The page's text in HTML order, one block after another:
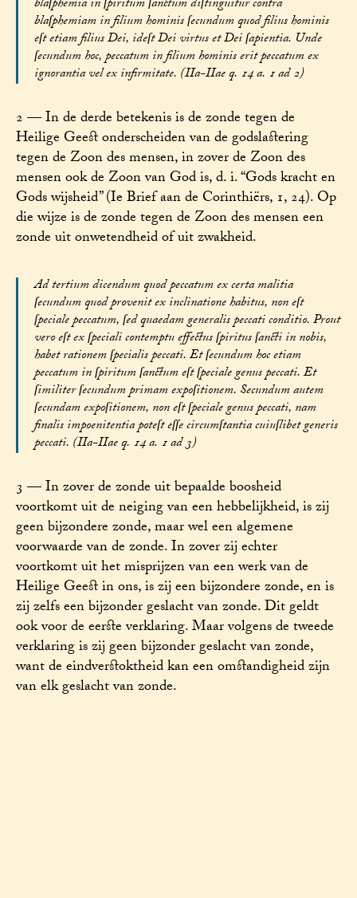
blaſphemiam in filium hominis ſecundum quod filius hominis
eſt etiam filius Dei, ideſt Dei virtus et Dei ſapientia. Unde
ſecundum hoc, peccatum in filium hominis erit peccatum ex
ignorantia vel ex infirmitate. (IIa-IIae q. 14 a. 1 ad 2)
2 — In de derde betekenis is de zonde tegen de
Heilige Geest onderscheiden van de godslastering
tegen de Zoon des mensen, in zover de Zoon des
mensen ook de Zoon van God is, d. i. “Gods kracht en
Gods wijsheid” (Ie Brief aan de Corinthiërs, 1, 24). Op
die wijze is de zonde tegen de Zoon des mensen een
zonde uit onwetendheid of uit zwakheid.
Ad tertium dicendum quod peccatum ex certa malitia
ſecundum quod provenit ex inclinatione habitus, non eſt
ſpeciale peccatum, ſed quaedam generalis peccati conditio. Prout
vero eſt ex ſpeciali contemptu effectus ſpiritus ſancti in nobis,
habet rationem ſpecialis peccati. Et ſecundum hoc etiam
peccatum in ſpiritum ſanctum eſt ſpeciale genus peccati. Et
ſimiliter ſecundum primam expoſitionem. Secundum autem
ſecundam expoſitionem, non eſt ſpeciale genus peccati, nam
finalis impoenitentia poteſt eſſe circumſtantia cuiuſlibet generis
peccati. (IIa-IIae q. 14 a. 1 ad 3)
3 — In zover de zonde uit bepaalde boosheid
voortkomt uit de neiging van een hebbelijkheid, is zij
geen bijzondere zonde, maar wel een algemene
voorwaarde van de zonde. In zover zij echter
voortkomt uit het misprijzen van een werk van de
Heilige Geest in ons, is zij een bijzondere zonde, en is
zij zelfs een bijzonder geslacht van zonde. Dit geldt
ook voor de eerste verklaring. Maar volgens de tweede
verklaring is zij geen bijzonder geslacht van zonde,
want de eindverstoktheid kan een omstandigheid zijn
van elk geslacht van zonde.